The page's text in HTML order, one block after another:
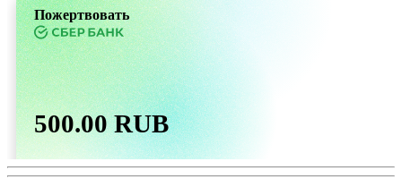
Пожертвовать
500.00 RUB
Татьяна 2026-07-31